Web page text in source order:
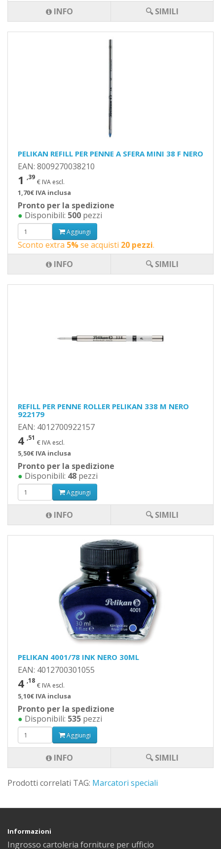
PELIKAN 4001/78 INK NERO 30ML
EAN: 4012700301055
4 ,18
€ IVA escl.
5,10€ IVA inclusa
Pronto per la spedizione
● Disponibili: 535 pezzi
Aggiungi
INFO 🔍 SIMILI
INFO
🔍 SIMILI
PELIKAN REFILL PER PENNE A SFERA MINI 38 F NERO
EAN: 8009270038210
1 ,39
€ IVA escl.
1,70€ IVA inclusa
Pronto per la spedizione
● Disponibili: 500 pezzi
Aggiungi
Sconto extra 5%se acquisti 20 pezzi.
INFO
🔍 SIMILI
REFILL PER PENNE ROLLER PELIKAN 338 M NERO
922179
EAN: 4012700922157
4 ,51
€ IVA escl.
5,50€ IVA inclusa
Pronto per la spedizione
● Disponibili: 48 pezzi
Aggiungi
INFO 🔍 SIMILI
Prodotti correlati TAG: Marcatori speciali
Informazioni
Ingrosso cartoleria forniture per ufficio